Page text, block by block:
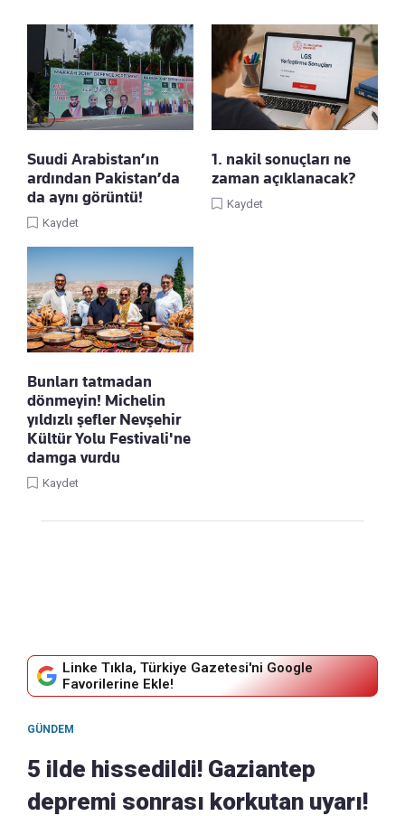
Suudi Arabistan’ın
ardından Pakistan’da
da aynı görüntü!
Kaydet
1. nakil sonuçları ne
zaman açıklanacak?
Kaydet
Bunları tatmadan
dönmeyin! Michelin
yıldızlı şefler Nevşehir
Kültür Yolu Festivali'ne
damga vurdu
Kaydet
Linke Tıkla, Türkiye Gazetesi'ni Google
Favorilerine Ekle!
GÜNDEM
5 ilde hissedildi! Gaziantep
depremi sonrası korkutan uyarı!